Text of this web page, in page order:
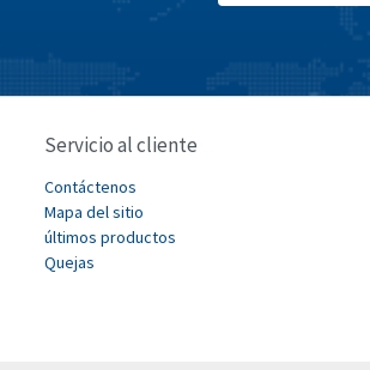
Servicio al cliente
Contáctenos
Mapa del sitio
últimos productos
Quejas